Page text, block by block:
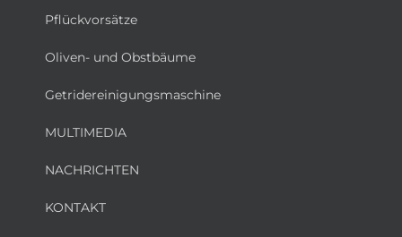
Pflückvorsätze
Oliven- und Obstbäume
Getridereinigungsmaschine
MULTIMEDIA
NACHRICHTEN
KONTAKT